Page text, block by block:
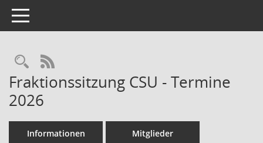
Toggle navigation
Rechercheauswahl
RSS-Feed
Fraktionssitzung CSU - Termine
2026
Informationen Mitglieder